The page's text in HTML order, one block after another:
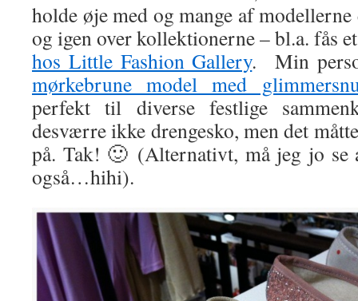
holde øje med og mange af
og igen over kollektionerne – bl.a. fås
hos Little Fashion Gallery. Min
mørkebrune model med
perfekt til diverse festlige
desværre ikke drengesko, men det
på. Tak! 🙂 (Alternativt, må jeg jo se
også…hihi).